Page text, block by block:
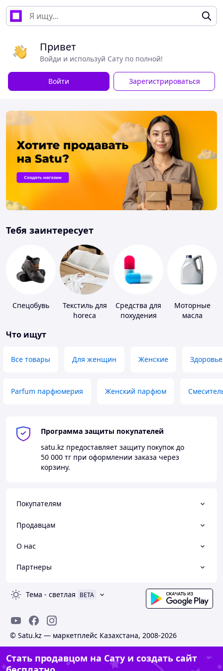
Привет
Войди и используй Сату по полной!
Войти Зарегистрироваться
Тебя заинтересует
Спецобувь
Текстиль для
horeca
Средства для
похудения
Моторные
масла
Что ищут
Все товары Для женщин Женские Здоровье
Parfum парфюмерия Женский парфюм
Программа защиты покупателей
satu.kz предоставляет защиту покупок до
50 000 тг при оформлении заказа через
корзину.
Покупателям
Продавцам
О нас
Партнеры
Тема - светлая BETA
© Satu.kz — маркетплейс Казахстана, 2008-2026
Стать продавцом на Сату и создать сайт